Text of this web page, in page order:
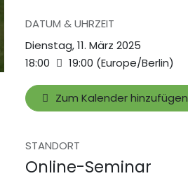
DATUM & UHRZEIT
Dienstag, 11. März 2025
18:00
19:00 (Europe/Berlin)
Zum Kalender hinzufügen
STANDORT
Online-Seminar